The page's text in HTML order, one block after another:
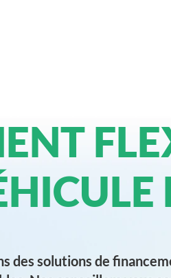
des solutions de